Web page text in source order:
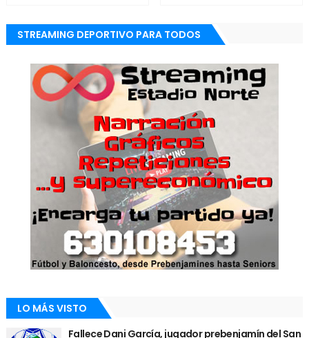
STREAMING DEPORTIVO PARA TODOS
LO MÁS VISTO
Fallece Dani García, jugador prebenjamín del San